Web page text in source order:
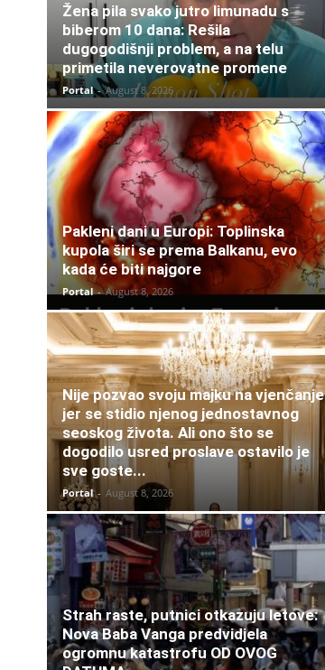
Žena pila svako jutro limunadu s
biberom 10 dana: Rešila
dugogodišnji problem, a na telu
primetila neverovatne promene
Portal - August 8, 2026
Pakleni dani u Europi: Toplinska
kupola širi se prema Balkanu, evo
kada će biti najgore
Portal - August 8, 2026
Nije pozvao svoju majku na vjenčanje
jer se stidio njenog jednostavnog
seoskog života. Ali ono što se
dogodilo usred proslave ostavilo je
sve goste...
Portal - August 8, 2026
Strah raste, putnici otkazuju letove:
Nova Baba Vanga predvidjela
ogromnu katastrofu OD OVOG